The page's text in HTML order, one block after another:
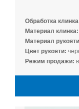
Обработка
Материал клинка:
Материал
Цвет рукояти:
Режим продажи: